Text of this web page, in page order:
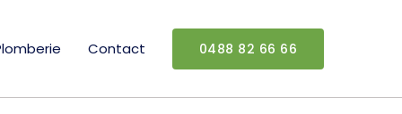
Contact 0488 82 66 66